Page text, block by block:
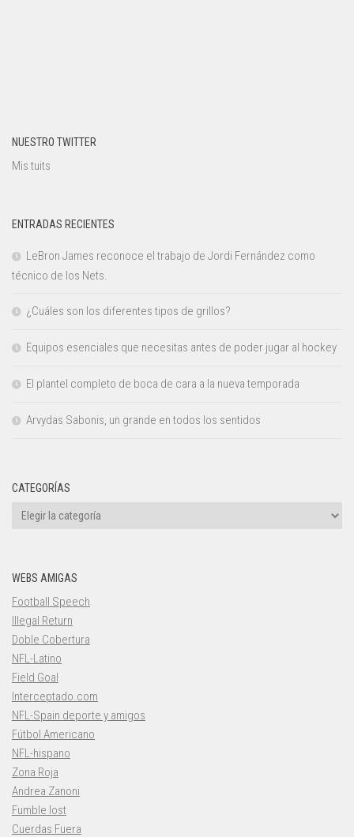
NUESTRO TWITTER
Mis tuits
ENTRADAS RECIENTES
LeBron James reconoce el trabajo de Jordi Fernández como
técnico de los Nets.
¿Cuáles son los diferentes tipos de grillos?
Equipos esenciales que necesitas antes de poder jugar al hockey
El plantel completo de boca de cara a la nueva temporada
Arvydas Sabonis, un grande en todos los sentidos
CATEGORÍAS
Categorías
WEBS AMIGAS
Football Speech
Illegal Return
Doble Cobertura
NFL-Latino
Field Goal
Interceptado.com
NFL-Spain deporte y amigos
Fútbol Americano
NFL-hispano
Zona Roja
Andrea Zanoni
Fumble lost
Cuerdas Fuera